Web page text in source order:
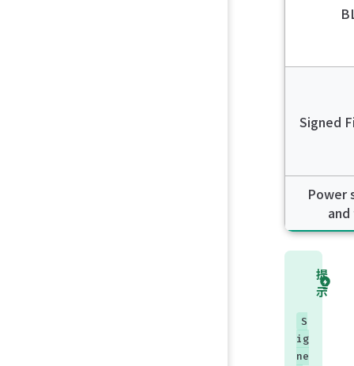
Signed
Power
and
提
示
S
ig
ne